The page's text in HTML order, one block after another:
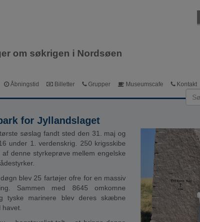
om søkrigen i Nordsøen
Åbningstid Billetter Grupper Museumscafe Kontakt
for Jyllandslaget
søslag fandt sted den 31. maj og
under 1. verdenskrig. 250 krigsskibe
af denne styrkeprøve mellem engelske
blev 25 fartøjer ofre for en massiv
Sammen med 8645 omkomne
tyske marinere blev deres skæbne